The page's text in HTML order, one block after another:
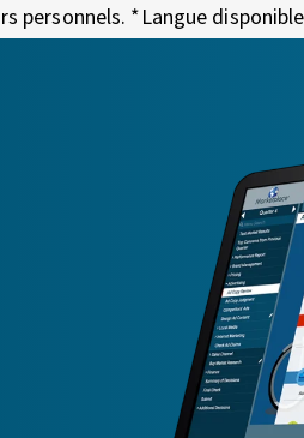
personnels. *Langue